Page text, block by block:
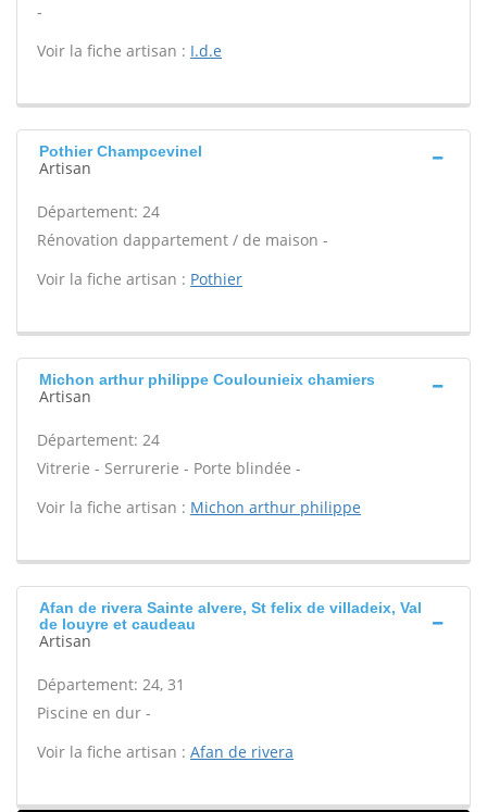
-
Voir la fiche artisan : I.d.e
Pothier Champcevinel
Artisan
Département: 24
Rénovation dappartement / de maison -
Voir la fiche artisan : Pothier
Michon arthur philippe Coulounieix chamiers
Artisan
Département: 24
Vitrerie - Serrurerie - Porte blindée -
Voir la fiche artisan : Michon arthur philippe
Afan de rivera Sainte alvere, St felix de villadeix, Val
de louyre et caudeau
Artisan
Département: 24, 31
Piscine en dur -
Voir la fiche artisan : Afan de rivera